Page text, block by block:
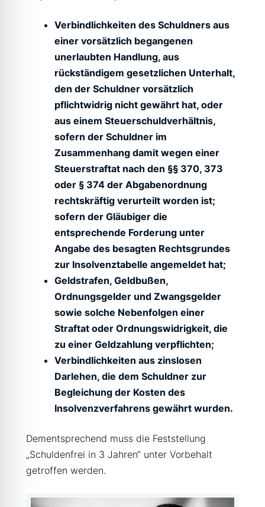
Verbindlichkeiten des Schuldners aus
einer vorsätzlich begangenen
unerlaubten Handlung, aus
rückständigem gesetzlichen Unterhalt,
den der Schuldner vorsätzlich
pflichtwidrig nicht gewährt hat, oder
aus einem Steuerschuldverhältnis,
sofern der Schuldner im
Zusammenhang damit wegen einer
Steuerstraftat nach den §§ 370, 373
oder § 374 der Abgabenordnung
rechtskräftig verurteilt worden ist;
sofern der Gläubiger die
entsprechende Forderung unter
Angabe des besagten Rechtsgrundes
zur Insolvenztabelle angemeldet hat;
Geldstrafen, Geldbußen,
Ordnungsgelder und Zwangsgelder
sowie solche Nebenfolgen einer
Straftat oder Ordnungswidrigkeit, die
zu einer Geldzahlung verpflichten;
Verbindlichkeiten aus zinslosen
Darlehen, die dem Schuldner zur
Begleichung der Kosten des
Insolvenzverfahrens gewährt wurden.
Dementsprechend muss die Feststellung
„Schuldenfrei in 3 Jahren“ unter Vorbehalt
getroffen werden.